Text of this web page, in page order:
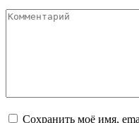
Комментарий
Сохранить моё имя,